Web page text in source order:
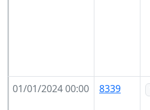
01/01/2024 00:00
8339